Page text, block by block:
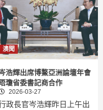
澳聞
浩輝出席博鰲亞洲論壇年會
晤瓊省委書記商合作
2026-03-27
政長官岑浩輝昨日上午出